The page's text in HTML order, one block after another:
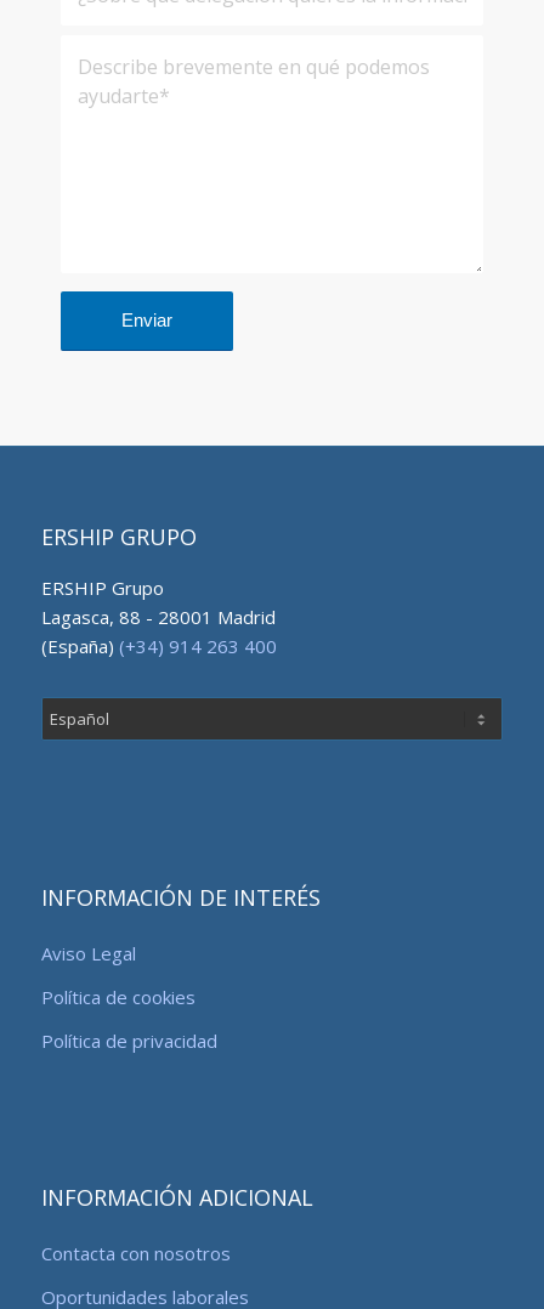
ERSHIP GRUPO
ERSHIP Grupo
Lagasca, 88 - 28001 Madrid
(España) (+34) 914 263 400
un
INFORMACIÓN DE INTERÉS
Aviso Legal
Política de cookies
Política de privacidad
INFORMACIÓN ADICIONAL
Contacta con nosotros
Oportunidades laborales